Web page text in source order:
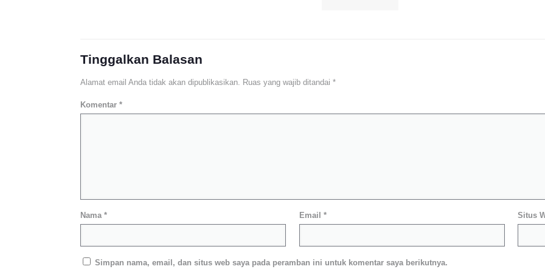
Tinggalkan Balasan
Alamat email Anda tidak akan dipublikasikan. Ruas yang wajib ditandai*
Komentar*
Nama* Email * Situs
Simpan nama, email, dan situs web saya pada peramban ini untuk komentar saya berikutnya.